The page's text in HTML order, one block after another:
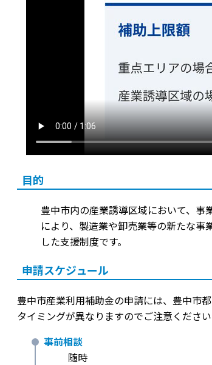
目的
豊中市内の産業誘導区域において、
により、製造業や卸売業等の新たな
した支援制度です。
申請スケジュール
豊中市産業利用補助金の申請には、豊中市
タイミングが異なりますのでご注意くださ
事前相談
随時